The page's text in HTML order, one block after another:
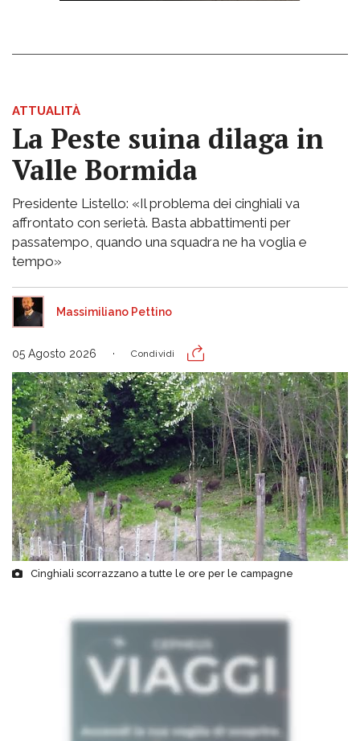
ATTUALITÀ
La Peste suina dilaga in
Valle Bormida
Presidente Listello: «Il problema dei cinghiali va
affrontato con serietà. Basta abbattimenti per
passatempo, quando una squadra ne ha voglia e
tempo»
Massimiliano Pettino
05 Agosto 2026 Condividi
Cinghiali scorrazzano a tutte le ore per le campagne